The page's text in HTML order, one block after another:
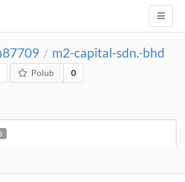
/ m2-capital-sdn.-bhd
Polub 0